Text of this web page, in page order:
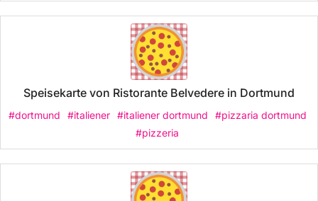
Speisekarte von Ristorante Belvedere in Dortmund
#dortmund #italiener #italiener dortmund
#pizzaria dortmund
#pizzeria